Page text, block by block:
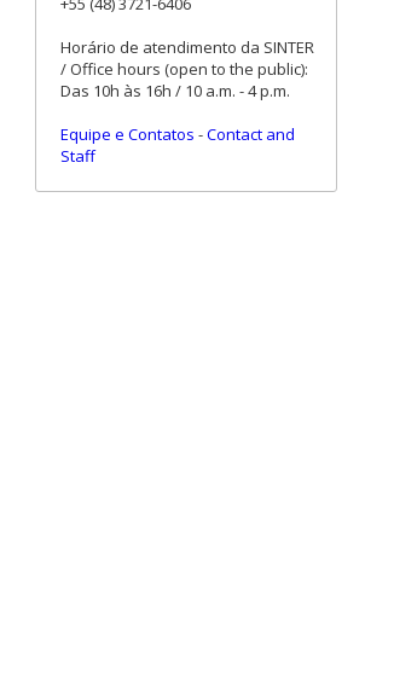
Horário de atendimento da SINTER
/ Office hours (open to the public):
Das 10h às 16h / 10 a.m. - 4 p.m.
Equipe e Contatos -Contact and
Staff